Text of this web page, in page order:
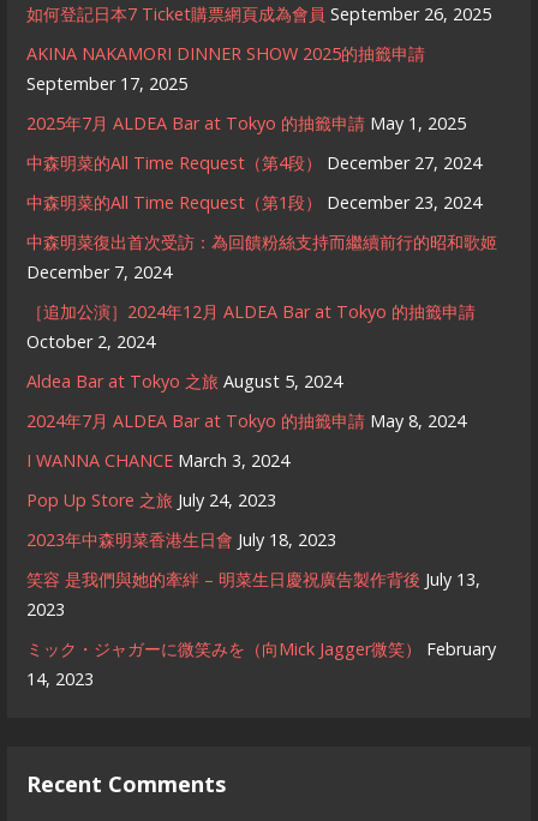
如何登記日本7 Ticket購票網頁成為會員 September 26, 2025
AKINA NAKAMORI DINNER SHOW 2025的抽籤申請
September 17, 2025
2025年7月 ALDEA Bar at Tokyo 的抽籤申請 May 1, 2025
中森明菜的All Time Request（第4段）
December 27, 2024
中森明菜的All Time Request（第1段）
December 23, 2024
中森明菜復出首次受訪：為回饋粉絲支持而繼續前行的昭和歌姬
December 7, 2024
［追加公演］2024年12月 ALDEA Bar at Tokyo 的抽籤申請
October 2, 2024
Aldea Bar at Tokyo 之旅 August 5, 2024
2024年7月 ALDEA Bar at Tokyo 的抽籤申請 May 8, 2024
I WANNA CHANCE March 3, 2024
Pop Up Store 之旅 July 24, 2023
2023年中森明菜香港生日會 July 18, 2023
笑容 是我們與她的牽絆 – 明菜生日慶祝廣告製作背後 July 13,
2023
ミック・ジャガーに微笑みを（向Mick Jagger微笑）
February
14, 2023
Recent Comments